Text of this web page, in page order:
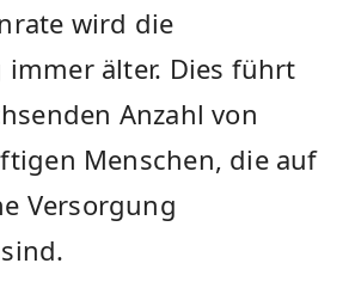
wird die
immer älter. Dies führt
Anzahl von
Menschen, die auf
Versorgung⁣